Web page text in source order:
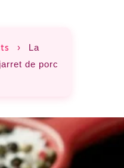
›
La
de porc